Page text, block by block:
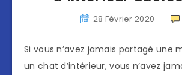
28 Février 2020
Si vous n’avez jamais partagé une
un chat d’intérieur, vous n’avez